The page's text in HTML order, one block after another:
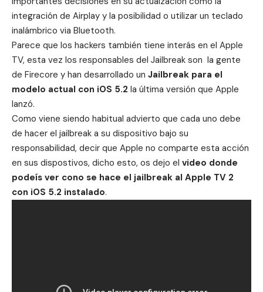
integración de Airplay y la posibilidad o utilizar un teclado
inalámbrico via Bluetooth.
Parece que los hackers también tiene interás en el Apple
TV, esta vez los responsables del Jailbreak son la gente
de Firecore y han desarrollado un Jailbreak para el
modelo actual con iOS 5.2 la última versión que Apple
lanzó.
Como viene siendo habitual advierto que cada uno debe
de hacer el jailbreak a su dispositivo bajo su
responsabilidad, decir que Apple no comparte esta acción
en sus dispostivos, dicho esto, os dejo el video donde
podeís ver cono se hace el jailbreak al Apple TV 2
con iOS 5.2 instalado.